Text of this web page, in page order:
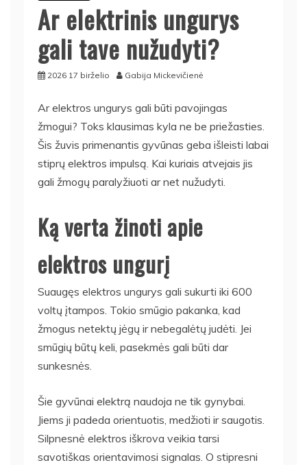
Ar elektrinis ungurys
gali tave nužudyti?
2026 17 birželio Gabija Mickevičienė
Ar elektros ungurys gali būti pavojingas
žmogui? Toks klausimas kyla ne be priežasties.
Šis žuvis primenantis gyvūnas geba išleisti labai
stiprų elektros impulsą. Kai kuriais atvejais jis
gali žmogų paralyžiuoti ar net nužudyti.
Ką verta žinoti apie
elektros ungurį
Suaugęs elektros ungurys gali sukurti iki 600
voltų įtampos. Tokio smūgio pakanka, kad
žmogus netektų jėgų ir nebegalėtų judėti. Jei
smūgių būtų keli, pasekmės gali būti dar
sunkesnės.
Šie gyvūnai elektrą naudoja ne tik gynybai.
Jiems ji padeda orientuotis, medžioti ir saugotis.
Silpnesnė elektros iškrova veikia tarsi
savotiškas orientavimosi signalas. O stipresni